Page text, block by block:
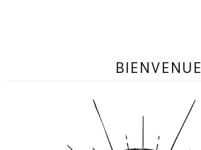
BIENVENUE